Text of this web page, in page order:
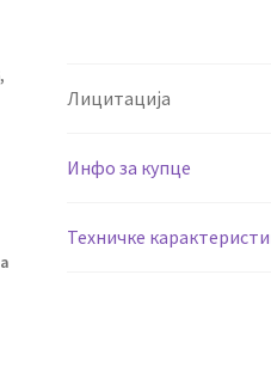
Лицитација
Инфо за купце
Техничке